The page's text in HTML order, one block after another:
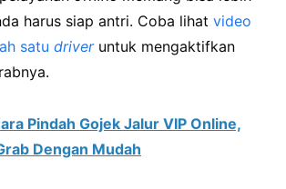
harus siap antri. Coba lihat video
satu driveruntuk mengaktifkan
Pindah Gojek Jalur VIP Online,
Dengan Mudah